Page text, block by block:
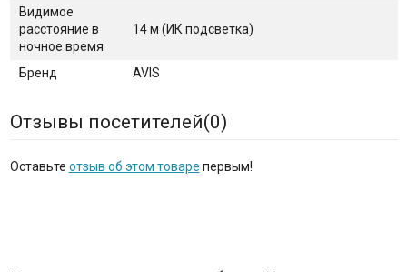
Видимое
расстояние в
ночное время
14 м (ИК подсветка)
Бренд AVIS
Отзывы посетителей(0)
Оставьте отзыв об этом товаре первым!